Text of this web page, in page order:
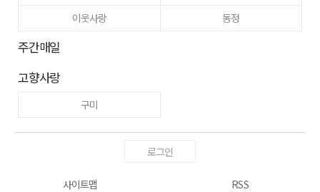
이웃사랑
동정
주간매일
고향사랑
구미
로그인
사이트맵 RSS